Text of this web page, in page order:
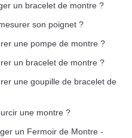
panier
un bracelet de montre ?
son poignet ?
une pompe de montre ?
un bracelet de montre ?
une goupille de bracelet de
une montre ?
un Fermoir de Montre -